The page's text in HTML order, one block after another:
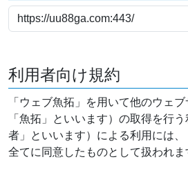
利用者向け規約
「ウェブ魚拓」を用いて他のウェ
「魚拓」といいます）の取得を行
者」といいます）による利用には
全てに同意したものとして扱われま